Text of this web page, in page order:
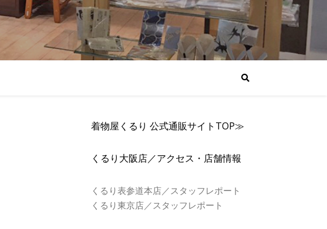
着物屋くるり 公式通販サイトTOP≫
くるり大阪店／アクセス・店舗情報
くるり表参道本店／スタッフレポート
くるり東京店／スタッフレポート